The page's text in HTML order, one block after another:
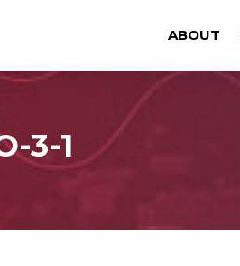
3-1
ABOUT